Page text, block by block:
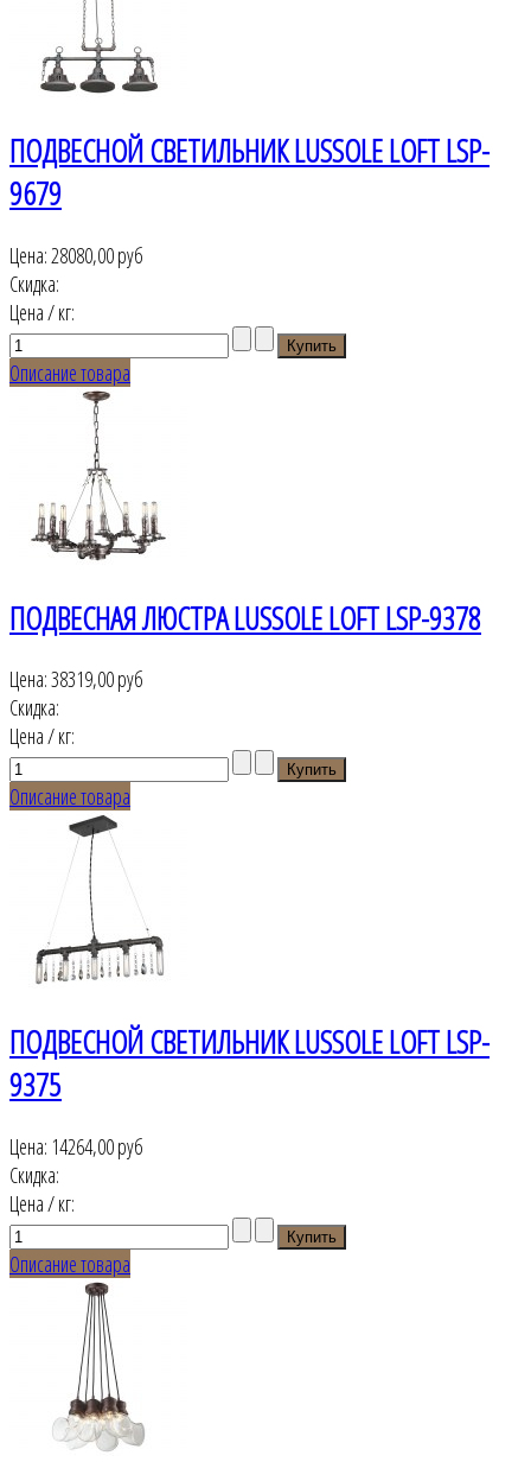
ПОДВЕСНОЙ СВЕТИЛЬНИК LUSSOLE LOFT LSP-
9679
Цена: 28080,00 руб
Скидка:
Цена / кг:
Описание товара
ПОДВЕСНАЯ ЛЮСТРА LUSSOLE LOFT LSP-9378
Цена:38319,00 руб
Скидка:
Цена / кг:
Описание товара
ПОДВЕСНОЙ СВЕТИЛЬНИК LUSSOLE LOFT LSP-
9375
Цена: 14264,00 руб
Скидка:
Цена / кг:
Описание товара